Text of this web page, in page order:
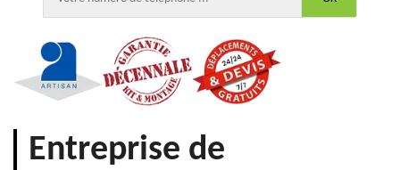
Entreprise de